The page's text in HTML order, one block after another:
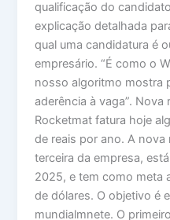
qualificação do
explicação detalhada
qual uma candidatura é
empresário. “É como o
nosso algoritmo mostra
aderência à vaga”.
Rocketmat fatura hoje
de reais por ano. A
terceira da empresa,
2025, e tem como meta
de dólares. O objetivo é
mundialmnete. O